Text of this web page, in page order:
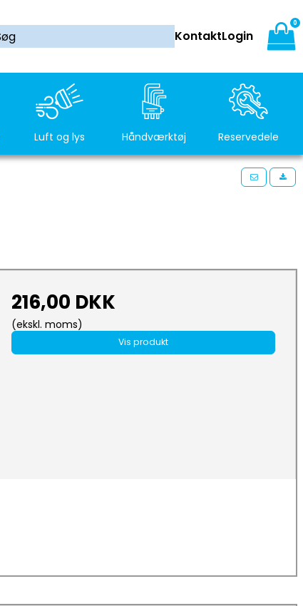
KontaktLogin
0
Luft og lys Håndværktøj Reservedele
216,00 DKK
(ekskl. moms)
Vis produkt